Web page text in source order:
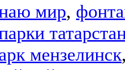
мир,
мензелинск